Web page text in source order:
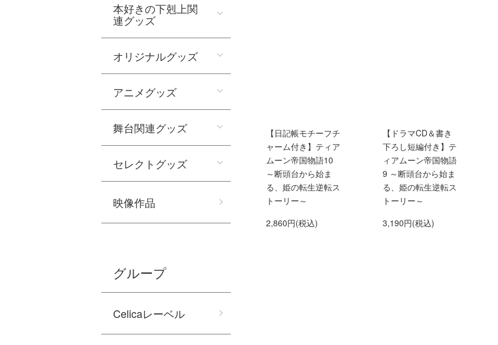
【日記帳モチーフチ
ャーム付き】ティア
ムーン帝国物語10
～断頭台から始ま
る、姫の転生逆転ス
トーリー～
2,860円(税込)
【ドラマCD＆書き
下ろし短編付き】テ
ィアムーン帝国物語
9 ～断頭台から始ま
る、姫の転生逆転ス
トーリー～
3,190円(税込)
本好きの下剋上関
連グッズ
オリジナルグッズ
アニメグッズ
舞台関連グッズ
セレクトグッズ
映像作品
グループ
Celicaレーベル